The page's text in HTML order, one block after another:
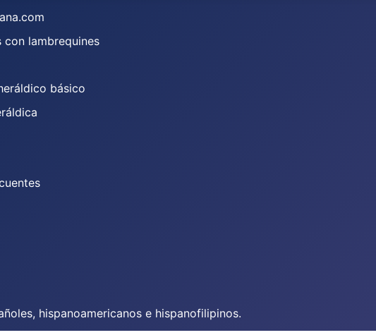
con lambrequines
básico
hispanoamericanos e hispanofilipinos.